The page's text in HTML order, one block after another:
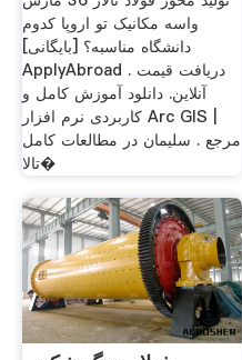
واسه مکانیک تو اروپا کدوم
دانشگاه مناسبه؟ [بایگانی]
ApplyAbroad . دریافت قیمت
آنلاین. دانلود آموزش کامل و
کاربردی نرم افزار Arc GIS |
مرجع . سلیمان در مطالعات کامل
تالا�